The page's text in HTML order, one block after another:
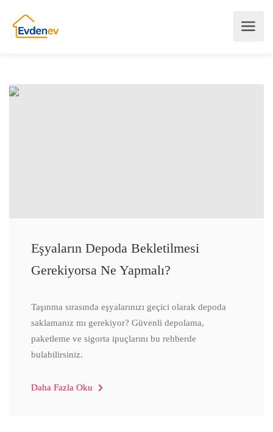
Eşyaların Depoda Bekletilmesi
Gerekiyorsa Ne Yapmalı?
Taşınma sırasında eşyalarınızı geçici olarak depoda
saklamanız mı gerekiyor? Güvenli depolama,
paketleme ve sigorta ipuçlarını bu rehberde
bulabilirsiniz.
Daha Fazla Oku